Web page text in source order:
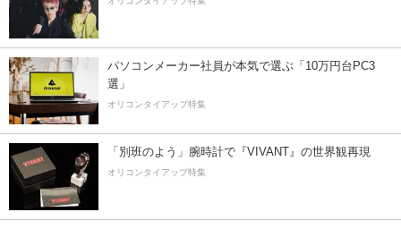
パソコンメーカー社員が本気で選ぶ「10万円台PC3
選」
オリコンタイアップ特集
「別班のよう」腕時計で『VIVANT』の世界観再現
オリコンタイアップ特集